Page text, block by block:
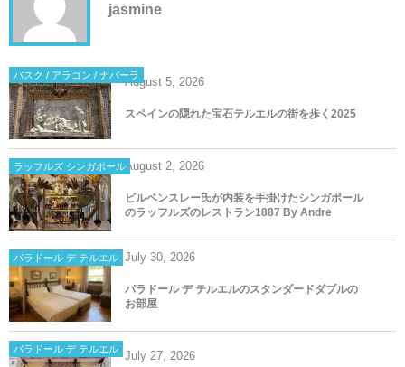
jasmine
バスク / アラゴン / ナバーラAugust 5 2026
スペインの隠れた宝石テルエルの街を歩く2025
ラッフルズ シンガポールAugust 2 2026
ビルベンスレー氏が内装を手掛けたシンガポール
のラッフルズのレストラン1887 By Andre
パラドール デ テルエル July 30 2026
パラドール デ テルエルのスタンダードダブルの
お部屋
パラドール デ テルエル July 27 2026